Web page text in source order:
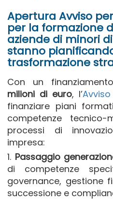
Apertura Avviso
per la formazione
aziende di minori
stanno
trasformazione
Con un
milioni di euro, l’Avviso
finanziare piani
competenze
processi di
impresa:
1. Passaggio
di competenze
governance, gestione
successione e